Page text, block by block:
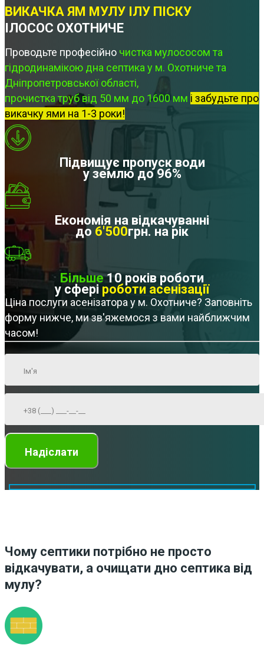
ВИКАЧКА ЯМ МУЛУ ІЛУ ПІСКУ
ІЛОСОС ОХОТНИЧЕ
Проводьте професійно чистка мулососом та
гідродинамікою дна септика у м. Охотниче та
Дніпропетровської області,
прочистка труб від 50 мм до 1600 мм і забудьте про
викачку ями на 1-3 роки!
Підвищує пропуск води
у землю до 96%
Економія на відкачуванні
до 6'500грн. на рік
Більше10 років роботи
у сфері роботи асенізації
Ціна послуги асенізатора у м. Охотниче? Заповніть
форму нижче, ми зв'яжемося з вами найближчим
часом!
Чому септики потрібно не просто
відкачувати, а очищати дно септика від
мулу?